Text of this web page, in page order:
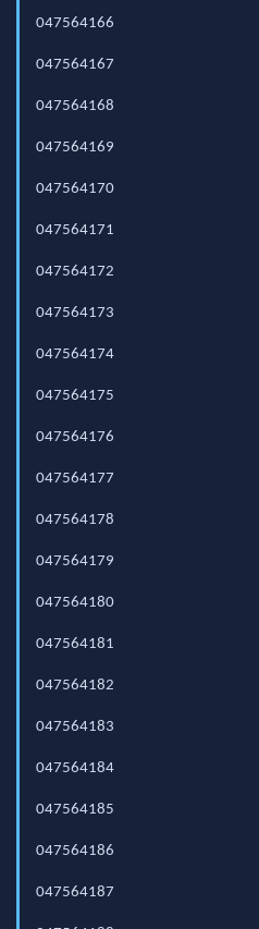
047564166
047564167
047564168
047564169
047564170
047564171
047564172
047564173
047564174
047564175
047564176
047564177
047564178
047564179
047564180
047564181
047564182
047564183
047564184
047564185
047564186
047564187